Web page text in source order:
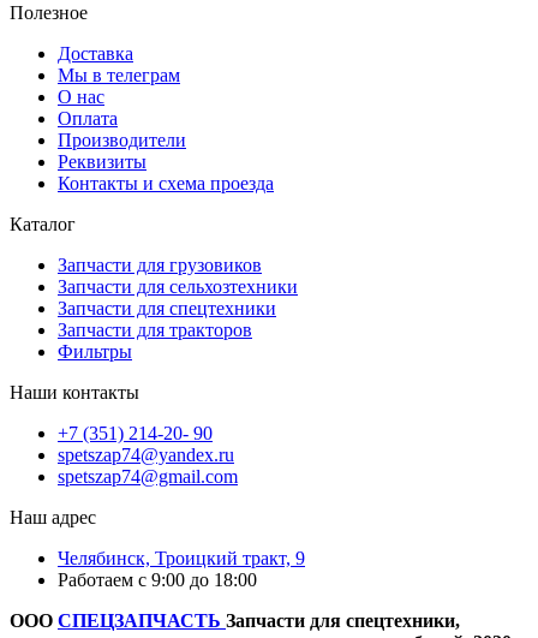
Полезное
Доставка
Мы в телеграм
О нас
Оплата
Производители
Реквизиты
Контакты и схема проезда
Каталог
Запчасти для грузовиков
Запчасти для сельхозтехники
Запчасти для спецтехники
Запчасти для тракторов
Фильтры
Наши контакты
+7 (351) 214-20- 90
spetszap74@yandex.ru
spetszap74@gmail.com
Наш адрес
Челябинск, Троицкий тракт, 9
Работаем с 9:00 до 18:00
ООО СПЕЦЗАПЧАСТЬ Запчасти для спецтехники,